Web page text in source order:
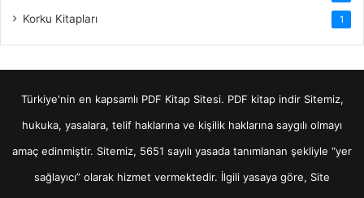
Korku Kitapları 1
Türkiye'nin en kapsamlı PDF Kitap Sitesi. PDF kitap indirSitemiz,
hukuka, yasalara, telif haklarına ve kişilik haklarına saygılı olmayı
amaç edinmiştir. Sitemiz, 5651 sayılı yasada tanımlanan şekliyle “yer
sağlayıcı” olarak hizmet vermektedir. İlgili yasaya göre, Site